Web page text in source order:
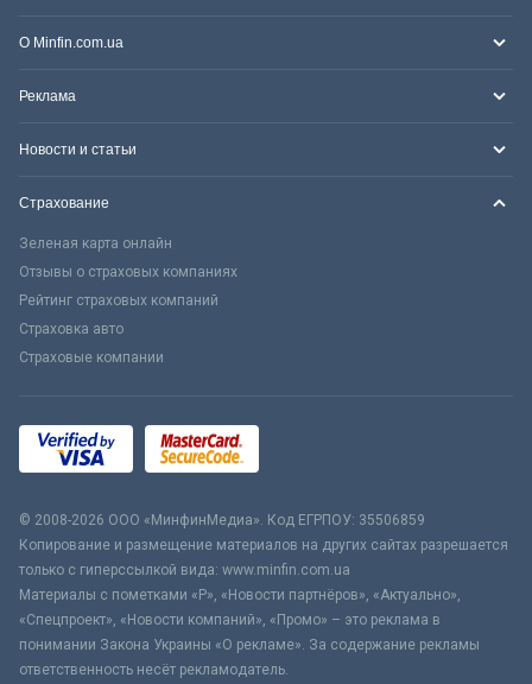
О Minfin.com.ua
Реклама
Новости и статьи
Страхование
Зеленая карта онлайн
Отзывы о страховых компаниях
Рейтинг страховых компаний
Страховка авто
Страховые компании
© 2008-2026 ООО «МинфинМедиа». Код ЕГРПОУ: 35506859
Копирование и размещение материалов на других сайтах разрешается
только с гиперссылкой вида: www.minfin.com.ua
Материалы с пометками «Р», «Новости партнёров», «Актуально»,
«Спецпроект», «Новости компаний», «Промо» – это реклама в
понимании Закона Украины «О рекламе». За содержание рекламы
ответственность несёт рекламодатель.